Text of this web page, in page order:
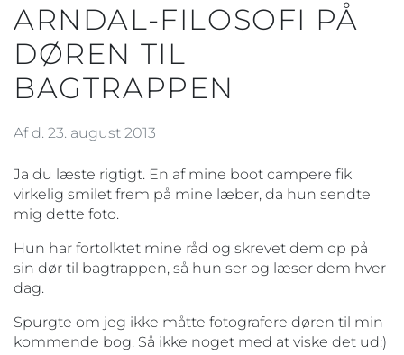
ARNDAL-FILOSOFI PÅ
DØREN TIL
BAGTRAPPEN
Af d. 23. august 2013
Ja du læste rigtigt. En af mine boot campere fik
virkelig smilet frem på mine læber, da hun sendte
mig dette foto.
Hun har fortolktet mine råd og skrevet dem op på
sin dør til bagtrappen, så hun ser og læser dem hver
dag.
Spurgte om jeg ikke måtte fotografere døren til min
kommende bog. Så ikke noget med at viske det ud:)